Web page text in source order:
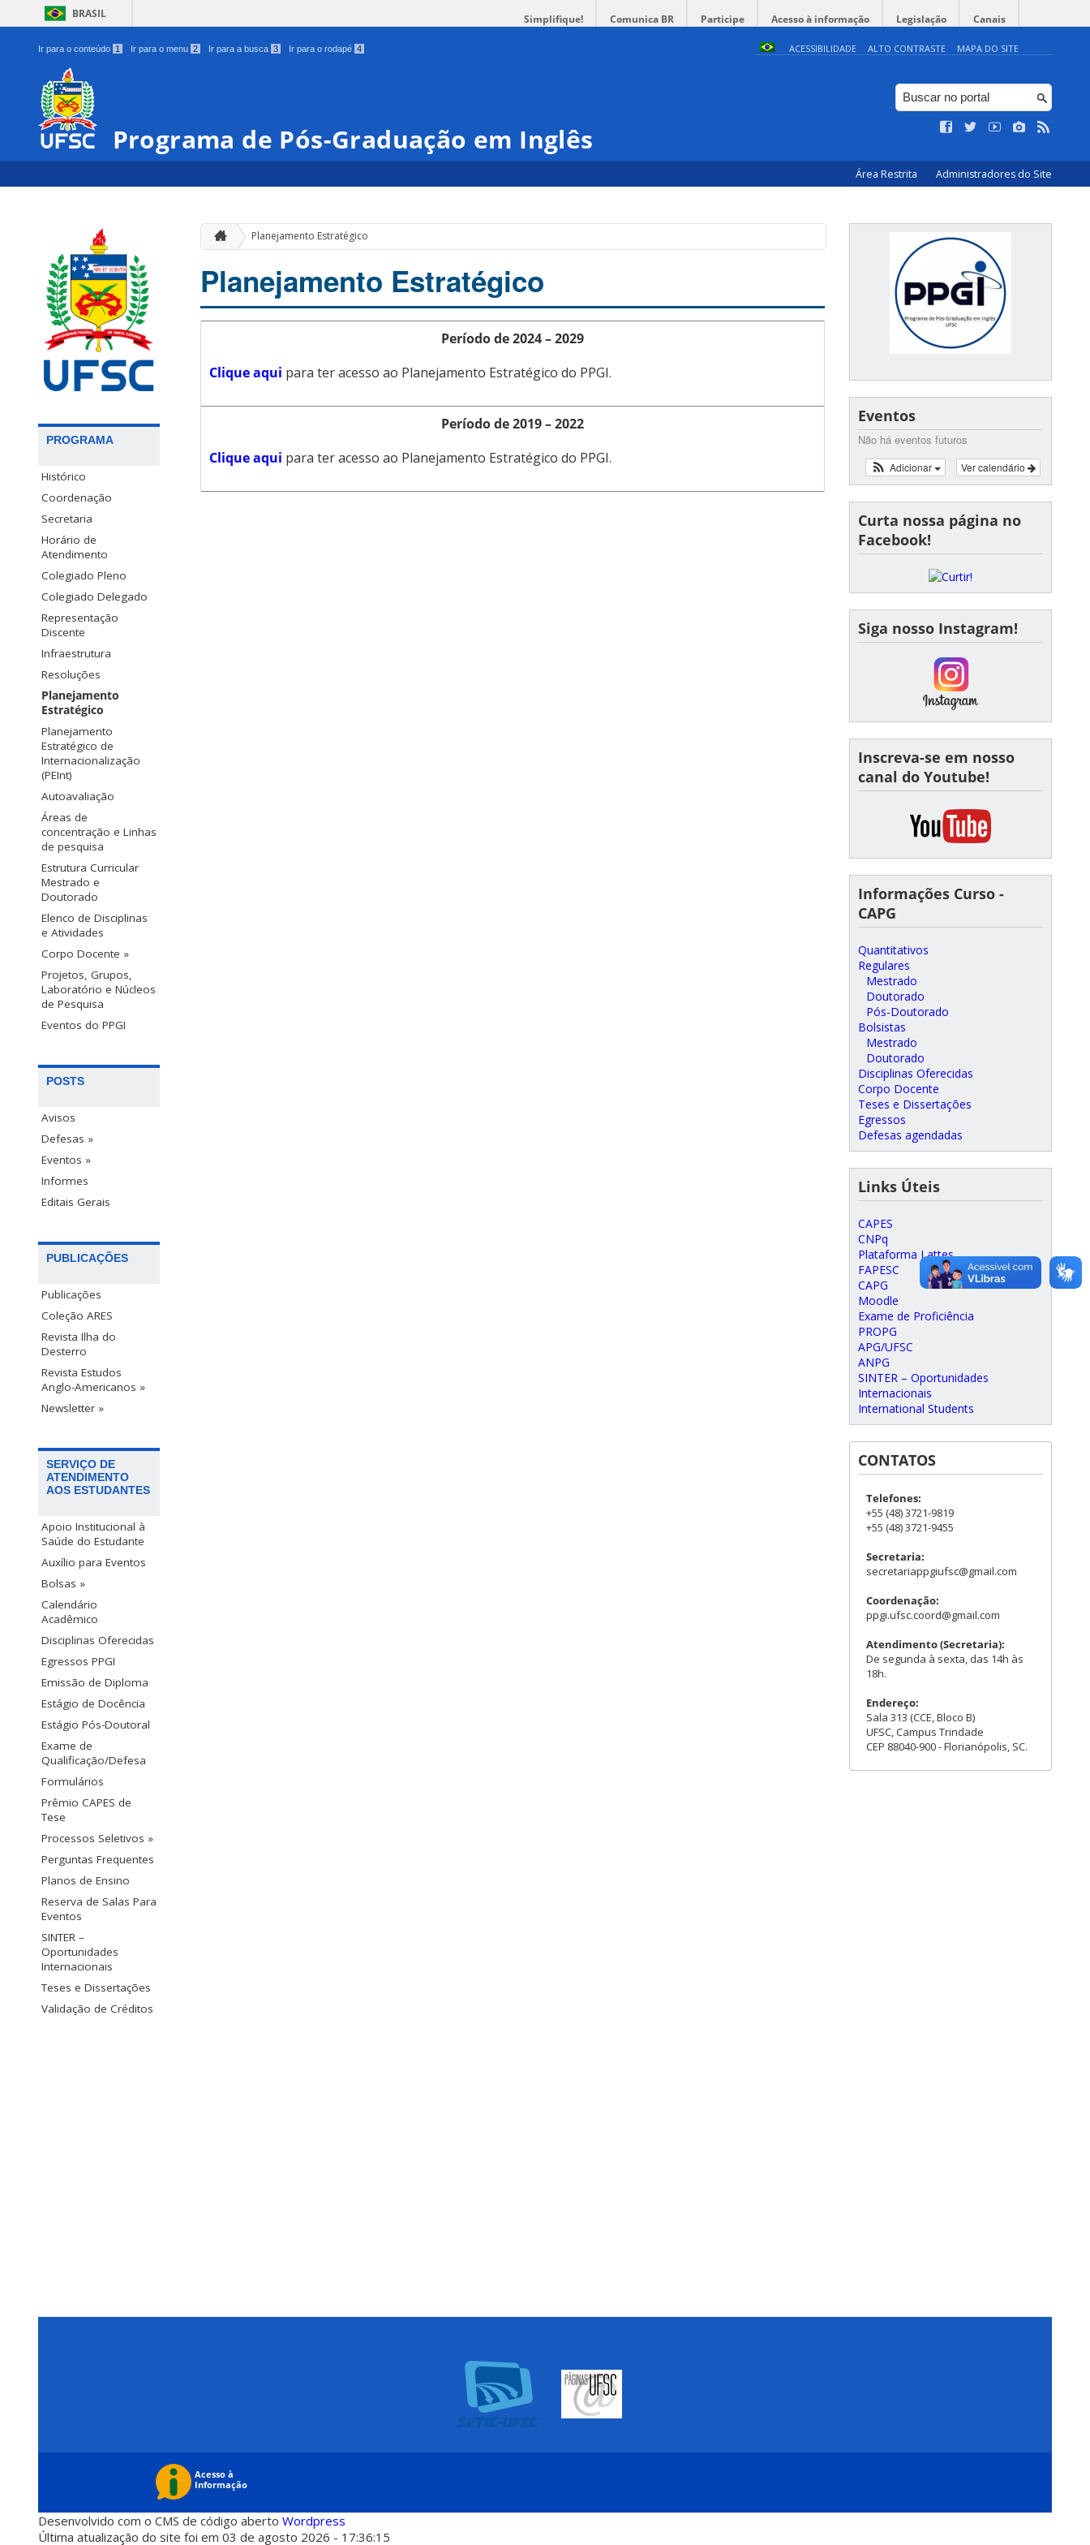
BRASIL Simplifique! Comunica BR Participe Acesso à informação Legislação Canais
Ir para o conteúdo 1 Ir para o menu 2 Ir para a busca 3 Ir para o rodapé 4 ACESSIBILIDADE ALTO CONTRASTE MAPA DO SITE
Programa de Pós-Graduação em Inglês
Área Restrita Administradores do Site
PROGRAMA
Histórico
Coordenação
Secretaria
Horário de
Atendimento
Colegiado Pleno
Colegiado Delegado
Representação
Discente
Infraestrutura
Resoluções
Planejamento
Estratégico
Planejamento
Estratégico de
Internacionalização
(PEInt)
Autoavaliação
Áreas de
concentração e Linhas
de pesquisa
Estrutura Curricular
Mestrado e
Doutorado
Elenco de Disciplinas
e Atividades
Corpo Docente »
Projetos, Grupos,
Laboratório e Núcleos
de Pesquisa
Eventos do PPGI
POSTS
Avisos
Defesas »
Eventos »
Informes
Editais Gerais
PUBLICAÇÕES
Publicações
Coleção ARES
Revista Ilha do
Desterro
Revista Estudos
Anglo-Americanos »
Newsletter »
SERVIÇO DE
ATENDIMENTO
AOS ESTUDANTES
Apoio Institucional à
Saúde do Estudante
Auxílio para Eventos
Bolsas »
Calendário
Acadêmico
Disciplinas Oferecidas
Egressos PPGI
Emissão de Diploma
Estágio de Docência
Estágio Pós-Doutoral
Exame de
Qualificação/Defesa
Formulários
Prêmio CAPES de
Tese
Processos Seletivos »
Perguntas Frequentes
Planos de Ensino
Reserva de Salas Para
Eventos
SINTER –
Oportunidades
Internacionais
Teses e Dissertações
Validação de Créditos
Planejamento Estratégico
Planejamento Estratégico
Período de 2024 – 2029
Clique aqui para ter acesso ao Planejamento Estratégico do PPGI.
Período de 2019 – 2022
Clique aqui para ter acesso ao Planejamento Estratégico do PPGI.
Eventos
Não há eventos futuros
Ver calendário
Adicionar
Curta nossa página no
Facebook!
Siga nosso Instagram!
Inscreva-se em nosso
canal do Youtube!
Informações Curso -
CAPG
Quantitativos
Regulares
Mestrado
Doutorado
Pós-Doutorado
Bolsistas
Mestrado
Doutorado
Disciplinas Oferecidas
Corpo Docente
Teses e Dissertações
Egressos
Defesas agendadas
Links Úteis
CAPES
CNPq
Plataforma Lattes
FAPESC
CAPG
Moodle
Exame de Proficiência
PROPG
APG/UFSC
ANPG
SINTER – Oportunidades
Internacionais
International Students
CONTATOS
Telefones:
+55 (48) 3721-9819
+55 (48) 3721-9455
Secretaria:
secretariappgiufsc@gmail.com
Coordenação:
ppgi.ufsc.coord@gmail.com
Atendimento (Secretaria):
De segunda à sexta, das 14h às
18h.
Endereço:
Sala 313 (CCE, Bloco B)
UFSC, Campus Trindade
CEP 88040-900 - Florianópolis, SC.
Desenvolvido com o CMS de código aberto Wordpress
Última atualização do site foi em 03 de agosto 2026 - 17:36:15